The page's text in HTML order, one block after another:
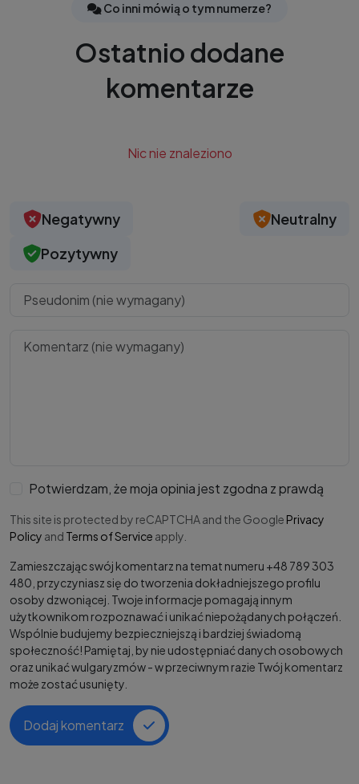
Co inni mówią o tym numerze?
Ostatnio dodane
komentarze
Nic nie znaleziono
Negatywny
Neutralny
Pozytywny
Potwierdzam, że moja opinia jest zgodna z prawdą
This site is protected by reCAPTCHA and the Google Privacy
Policy and Terms of Service apply.
Zamieszczając swój komentarz na temat numeru +48 789 303
480, przyczyniasz się do tworzenia dokładniejszego profilu
osoby dzwoniącej. Twoje informacje pomagają innym
użytkownikom rozpoznawać i unikać niepożądanych połączeń.
Wspólnie budujemy bezpieczniejszą i bardziej świadomą
społeczność! Pamiętaj, by nie udostępniać danych osobowych
oraz unikać wulgaryzmów - w przeciwnym razie Twój komentarz
może zostać usunięty.
Dodaj komentarz